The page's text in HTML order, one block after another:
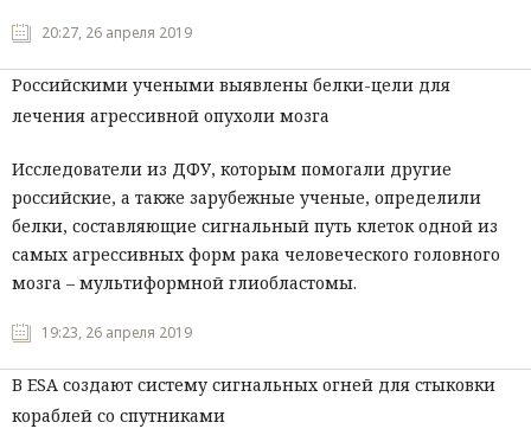
20:27, 26 апреля 2019
Российскими учеными выявлены белки-цели для
лечения агрессивной опухоли мозга
Исследователи из ДФУ, которым помогали другие
российские, а также зарубежные ученые, определили
белки, составляющие сигнальный путь клеток одной из
самых агрессивных форм рака человеческого головного
мозга – мультиформной глиобластомы.
19:23, 26 апреля 2019
В ESA создают систему сигнальных огней для стыковки
кораблей со спутниками